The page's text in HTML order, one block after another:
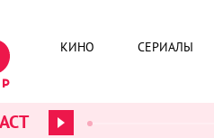
КИНО СЕРИАЛЫ